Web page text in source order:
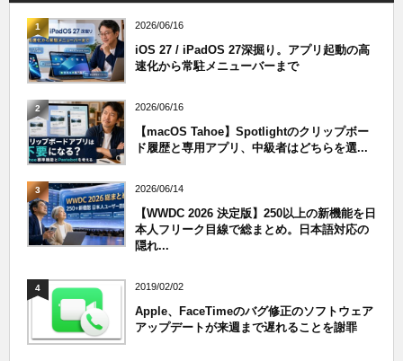
1 2026/06/16
iOS 27 / iPadOS 27深掘り。アプリ起動の高
速化から常駐メニューバーまで
2 2026/06/16
【macOS Tahoe】Spotlightのクリップボー
ド履歴と専用アプリ、中級者はどちらを選...
3 2026/06/14
【WWDC 2026 決定版】250以上の新機能を日
本人フリーク目線で総まとめ。日本語対応の
隠れ...
4 2019/02/02
Apple、FaceTimeのバグ修正のソフトウェア
アップデートが来週まで遅れることを謝罪